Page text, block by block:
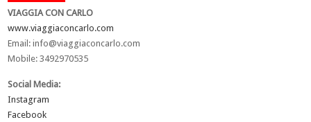
VIAGGIA CON CARLO
www.viaggiaconcarlo.com
Email:info@viaggiaconcarlo.com
Mobile: 3492970535
Social Media:
Instagram
Facebook